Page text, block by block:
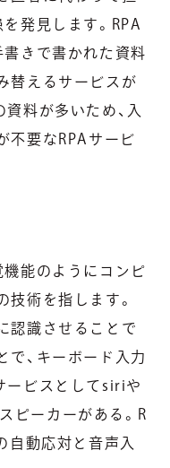
発見します。RPA
書きで書かれた資料
替えるサービスが
料が多いため、入
不要なRPAサービ
機能のようにコンピ
技術を指します。
認識させることで
で、キーボード入力
ービスとしてsiriや
ピーカーがある。R
自動応対と音声入